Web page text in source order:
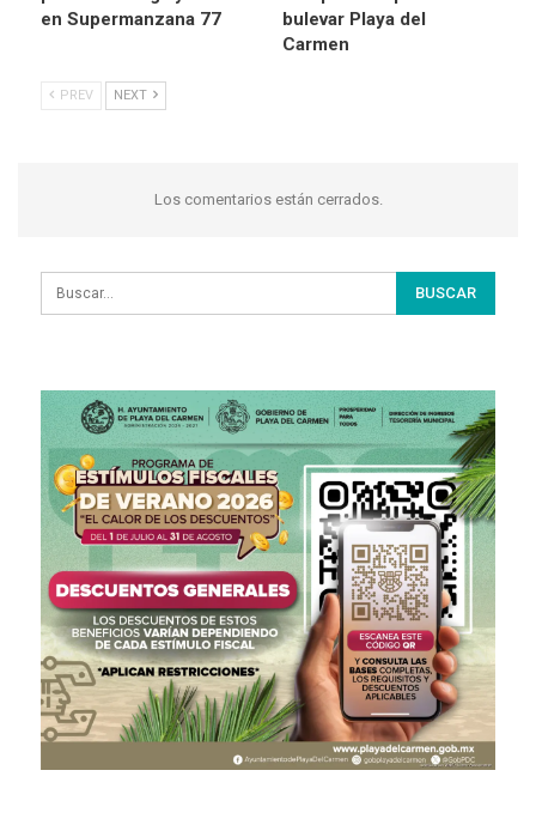
en Supermanzana 77
bulevar Playa del
Carmen
PREV NEXT
Los comentarios están cerrados.